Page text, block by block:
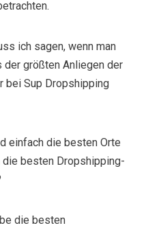
ich sagen, wenn man
der größten Anliegen der
bei Sup Dropshipping
einfach die besten Orte
die besten Dropshipping-
die besten